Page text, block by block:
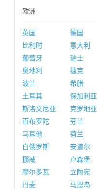
欧洲
英国 德国
比利时
意大利
葡萄牙
瑞士
奥地利
捷克
波兰
希腊
土耳其
保加利亚
斯洛文尼亚
克罗地亚
直布罗陀
芬兰
马耳他
荷兰
白俄罗斯
安道尔
挪威
卢森堡
摩尔多瓦
立陶宛
丹麦
马恩岛